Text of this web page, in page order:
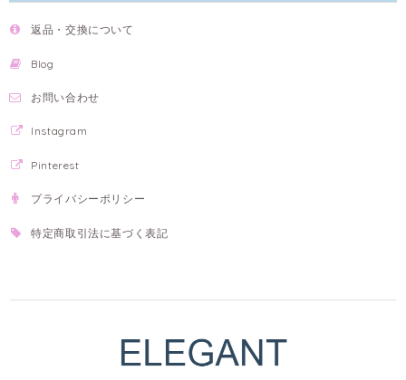
返品・交換について
Blog
お問い合わせ
Instagram
Pinterest
プライバシーポリシー
特定商取引法に基づく表記